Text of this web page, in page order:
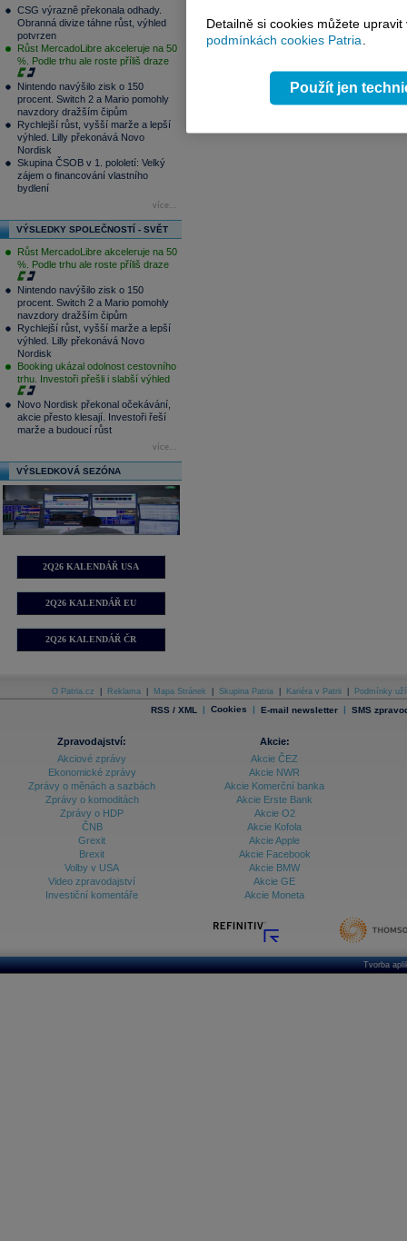
CSG výrazně překonala odhady.
Obranná divize táhne růst, výhled
potvrzen
Růst MercadoLibre akceleruje na 50
%. Podle trhu ale roste příliš draze
Nintendo navýšilo zisk o 150
procent. Switch 2 a Mario pomohly
navzdory dražším čipům
Rychlejší růst, vyšší marže a lepší
výhled. Lilly překonává Novo
Nordisk
Skupina ČSOB v 1. pololetí: Velký
zájem o financování vlastního
bydlení
více...
VÝSLEDKY SPOLEČNOSTÍ - SVĚT
Růst MercadoLibre akceleruje na 50
%. Podle trhu ale roste příliš draze
Nintendo navýšilo zisk o 150
procent. Switch 2 a Mario pomohly
navzdory dražším čipům
Rychlejší růst, vyšší marže a lepší
výhled. Lilly překonává Novo
Nordisk
Booking ukázal odolnost cestovního
trhu. Investoři přešli i slabší výhled
Novo Nordisk překonal očekávání,
akcie přesto klesají. Investoři řeší
marže a budoucí růst
více...
VÝSLEDKOVÁ SEZÓNA
2Q26 KALENDÁŘ USA
2Q26 KALENDÁŘ EU
2Q26 KALENDÁŘ ČR
O Patria.cz Reklama Mapa Stránek Skupina Patria Kariéra v Patrii Podmínky
RSS / XML | Cookies | E-mail newsletter | SMS
Zpravodajství:
Akciové zprávy
Ekonomické zprávy
Zprávy o měnách a sazbách
Zprávy o komoditách
Zprávy o HDP
ČNB
Grexit
Brexit
Volby v USA
Video zpravodajství
Investiční komentáře
Akcie:
Akcie ČEZ
Akcie NWR
Akcie Komerční banka
Akcie Erste Bank
Akcie O2
Akcie Kofola
Akcie Apple
Akcie Facebook
Akcie BMW
Akcie GE
Akcie Moneta
Tvorba
Detailně si cookies můžete
podmínkách cookies Patria.
Použít jen